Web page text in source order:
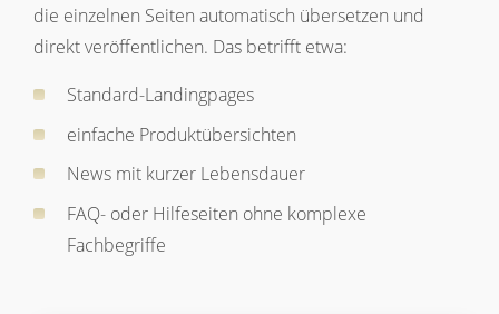
die einzelnen Seiten automatisch übersetzen und
direkt veröffentlichen. Das betrifft etwa:
Standard-Landingpages
einfache Produktübersichten
News mit kurzer Lebensdauer
FAQ- oder Hilfeseiten ohne komplexe
Fachbegriffe